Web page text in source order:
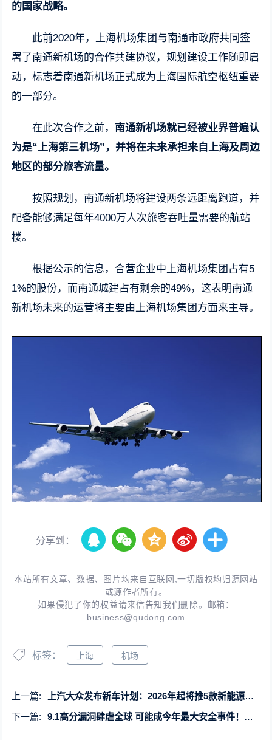
的国家战略。
此前2020年，上海机场集团与南通市政府共同签
署了南通新机场的合作共建协议，规划建设工作随即启
动，标志着南通新机场正式成为上海国际航空枢纽重要
的一部分。
在此次合作之前， 南通新机场就已经被业界普遍认
为是“上海第三机场”，并将在未来承担来自上海及周边
地区的部分旅客流量。
按照规划，南通新机场将建设两条远距离跑道，并
配备能够满足每年4000万人次旅客吞吐量需要的航站
楼。
根据公示的信息，合营企业中上海机场集团占有5
1%的股份，而南通城建占有剩余的49%，这表明南通
新机场未来的运营将主要由上海机场集团方面来主导。
分享到：
本站所有文章、数据、图片均来自互联网,一切版权均归源网站
或源作者所有。
如果侵犯了你的权益请来信告知我们删除。邮箱：
business@qudong.com
标签： 上海 机场
上一篇:
上汽大众发布新车计划：2026年起将推5款新能源汽车
下一篇:
9.1高分漏洞肆虐全球 可能成今年最大安全事件！MOVEit紧急发布更新